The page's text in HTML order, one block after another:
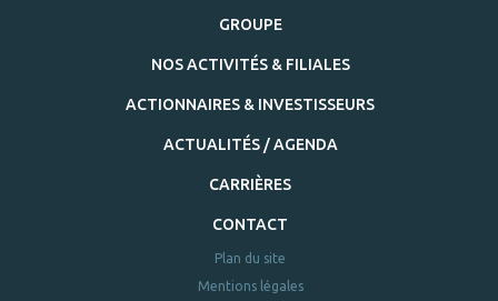
GROUPE
NOS ACTIVITÉS & FILIALES
ACTIONNAIRES & INVESTISSEURS
ACTUALITÉS / AGENDA
CARRIÈRES
CONTACT
Plan du site
Mentions légales